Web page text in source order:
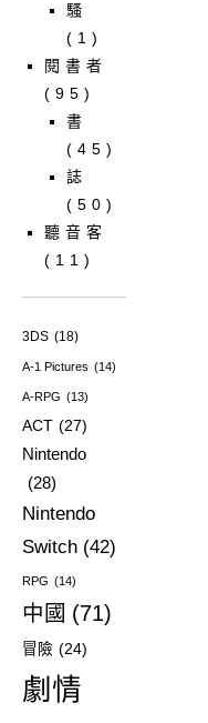
騷
(1)
閱書者
(95)
書
(45)
誌
(50)
聽音客
(11)
3DS (18)
A-1 Pictures (14)
A-RPG (13)
ACT (27)
Nintendo
(28)
Nintendo
Switch (42)
RPG (14)
中國 (71)
冒險 (24)
劇情